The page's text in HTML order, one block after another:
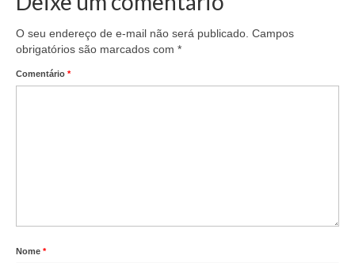
O seu endereço de e-mail não será publicado. Campos
obrigatórios são marcados com *
Comentário *
Nome *